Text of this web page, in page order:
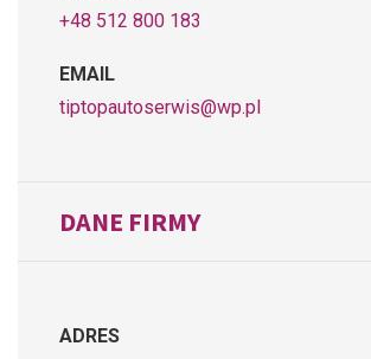
+48 512 800 183
EMAIL
tiptopautoserwis@wp.pl
DANE FIRMY
ADRES